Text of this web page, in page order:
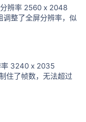
辨率 2560 x 2048
整了全屏分辨率，似
率 3240 x 2035
住了帧数，无法超过